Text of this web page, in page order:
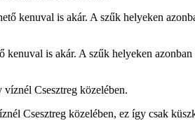
kenuval is akár. A szűk helyeken
Csesztreg közelében, ez így csak